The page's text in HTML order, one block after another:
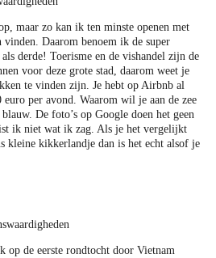
maar zo kan ik ten minste openen met
Daarom benoem ik de super
derde! Toerisme en de vishandel zijn de
voor deze grote stad, daarom weet je
te vinden zijn. Je hebt op Airbnb al
euro per avond. Waarom wil je aan de zee
De foto’s op Google doen het geen
ik niet wat ik zag. Als je het vergelijkt
kleine kikkerlandje dan is het echt alsof je
op de eerste rondtocht door Vietnam